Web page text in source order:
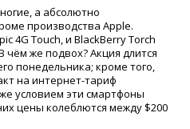
а абсолютно
производства Apple.
4G Touch, и BlackBerry Torch
же подвох? Акция длится
понедельника; кроме того,
на интернет-тариф
условием эти смартфоны
цены колеблются между $200